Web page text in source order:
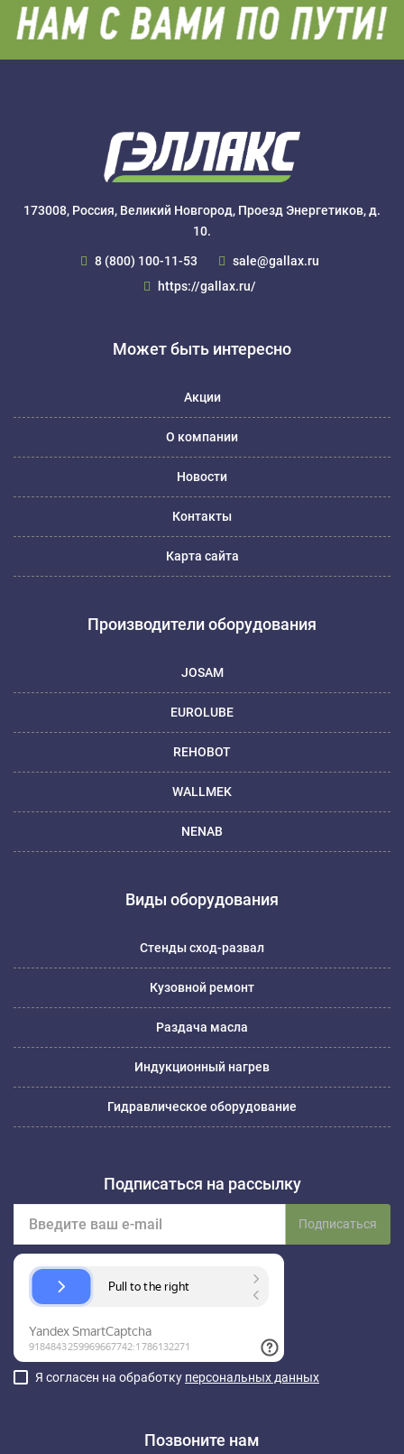
173008, Россия, Великий Новгород, Проезд Энергетиков, д.
10.
8 (800) 100-11-53
sale@gallax.ru
https://gallax.ru/
Может быть интересно
Акции
О компании
Новости
Контакты
Карта сайта
Производители оборудования
JOSAM
EUROLUBE
REHOBOT
WALLMEK
NENAB
Виды оборудования
Стенды сход-развал
Кузовной ремонт
Раздача масла
Индукционный нагрев
Гидравлическое оборудование
Подписаться на рассылку
Подписаться
Я согласен на обработку персональных данных
Позвоните нам